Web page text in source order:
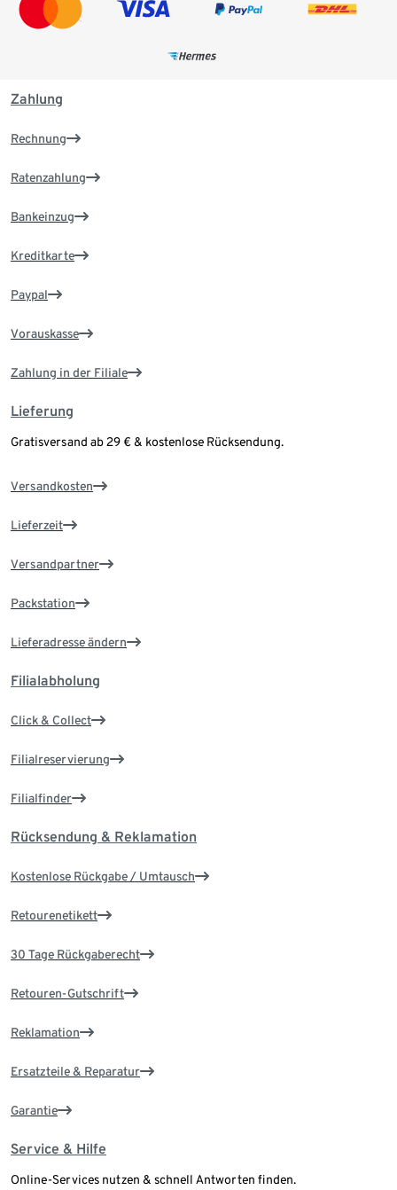
Zahlung
Rechnung
Ratenzahlung
Bankeinzug
Kreditkarte
Paypal
Vorauskasse
Zahlung in der Filiale
Lieferung
Gratisversand ab 29 € & kostenlose Rücksendung.
Versandkosten
Lieferzeit
Versandpartner
Packstation
Lieferadresse ändern
Filialabholung
Click & Collect
Filialreservierung
Filialfinder
Rücksendung & Reklamation
Kostenlose Rückgabe / Umtausch
Retourenetikett
30 Tage Rückgaberecht
Retouren-Gutschrift
Reklamation
Ersatzteile & Reparatur
Garantie
Service & Hilfe
Online-Services nutzen & schnell Antworten finden.